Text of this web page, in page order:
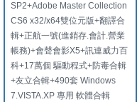
SP2+Adobe Master Collection
CS6 x32/x64雙位元版+翻譯合
輯+正航一號(進銷存.會計.營業
帳務)+會聲會影X5+訊連威力百
科+17萬個 驅動程式+防毒合輯
+友立合輯+490套 Windows
7.VISTA.XP 專用 軟體合輯